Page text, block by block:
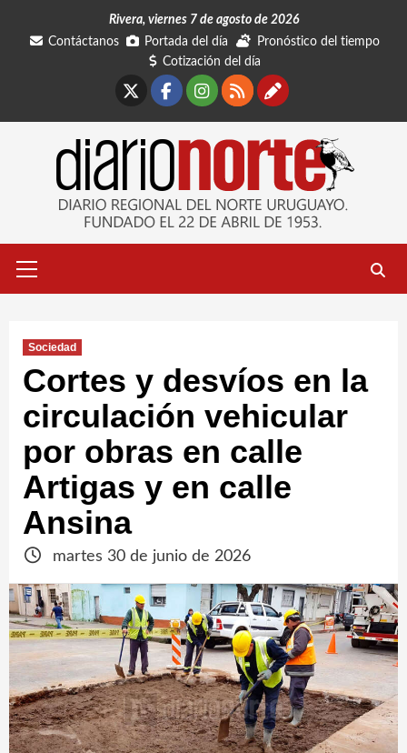
Rivera, viernes 7 de agosto de 2026
Contáctanos
Portada del día
Pronóstico del tiempo
Cotización del día
Facebook
Instagram
RSSContáctanos
primario
Sociedad
Cortes y desvíos en la
circulación vehicular
por obras en calle
Artigas y en calle
Ansina
martes 30 de junio de 2026